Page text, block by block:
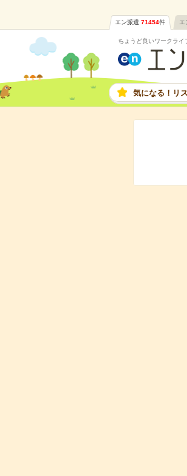
エン派遣 71454件 エ
ちょうど良いワークライ
気になる！リ